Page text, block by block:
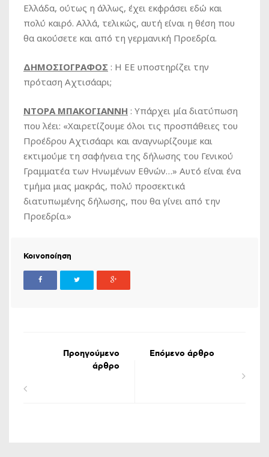
Ελλάδα, ούτως η άλλως, έχει εκφράσει εδώ και
πολύ καιρό. Αλλά, τελικώς, αυτή είναι η θέση που
θα ακούσετε και από τη γερμανική Προεδρία.
ΔΗΜΟΣΙΟΓΡΑΦΟΣ : Η ΕΕ υποστηρίζει την
πρόταση Αχτισάαρι;
ΝΤΟΡΑ ΜΠΑΚΟΓΙΑΝΝΗ : Υπάρχει μία διατύπωση
που λέει: «Χαιρετίζουμε όλοι τις προσπάθειες του
Προέδρου Αχτισάαρι και αναγνωρίζουμε και
εκτιμούμε τη σαφήνεια της δήλωσης του Γενικού
Γραμματέα των Ηνωμένων Εθνών…» Αυτό είναι ένα
τμήμα μιας μακράς, πολύ προσεκτικά
διατυπωμένης δήλωσης, που θα γίνει από την
Προεδρία.»
Κοινοποίηση
Προηγούμενο
άρθρο
Επόμενο άρθρο